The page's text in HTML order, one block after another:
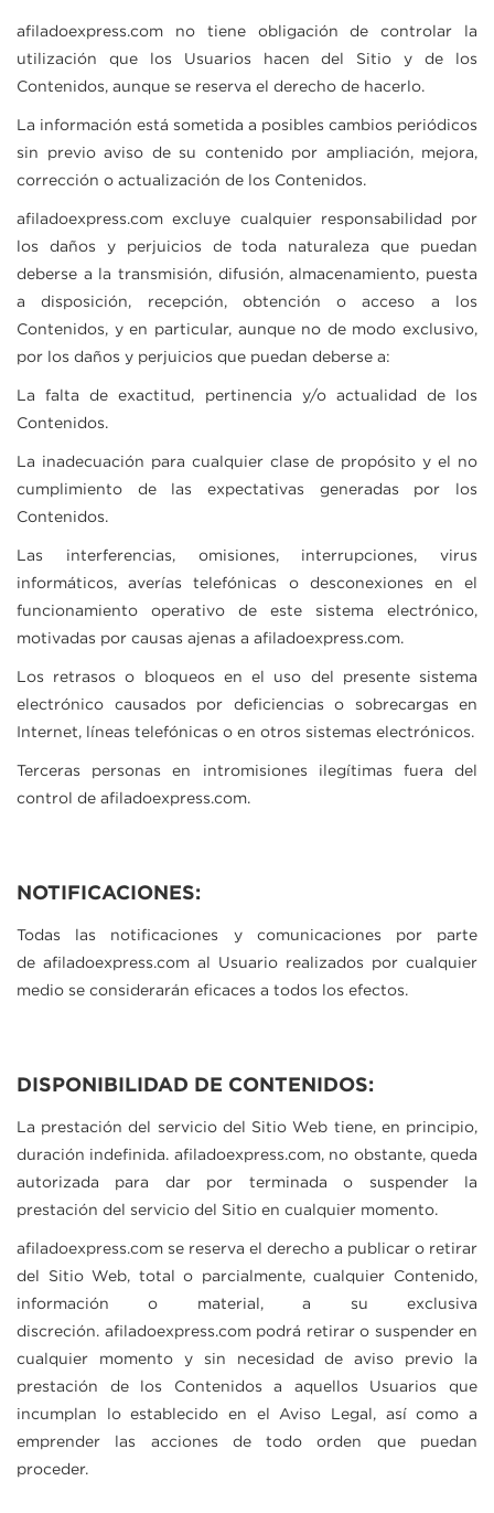
afiladoexpress.com no tiene obligación de controlar la
utilización que los Usuarios hacen del Sitio y de los
Contenidos, aunque se reserva el derecho de hacerlo.
La información está sometida a posibles cambios periódicos
sin previo aviso de su contenido por ampliación, mejora,
corrección o actualización de los Contenidos.
afiladoexpress.com excluye cualquier responsabilidad por
los daños y perjuicios de toda naturaleza que puedan
deberse a la transmisión, difusión, almacenamiento, puesta
a disposición, recepción, obtención o acceso a los
Contenidos, y en particular, aunque no de modo exclusivo,
por los daños y perjuicios que puedan deberse a:
La falta de exactitud, pertinencia y/o actualidad de los
Contenidos.
La inadecuación para cualquier clase de propósito y el no
cumplimiento de las expectativas generadas por los
Contenidos.
Las interferencias, omisiones, interrupciones, virus
informáticos, averías telefónicas o desconexiones en el
funcionamiento operativo de este sistema electrónico,
motivadas por causas ajenas a afiladoexpress.com.
Los retrasos o bloqueos en el uso del presente sistema
electrónico causados por deficiencias o sobrecargas en
Internet, líneas telefónicas o en otros sistemas electrónicos.
Terceras personas en intromisiones ilegítimas fuera del
control de afiladoexpress.com.
NOTIFICACIONES:
Todas las notificaciones y comunicaciones por parte
de afiladoexpress.com al Usuario realizados por cualquier
medio se considerarán eficaces a todos los efectos.
DISPONIBILIDAD DE CONTENIDOS:
La prestación del servicio del Sitio Web tiene, en principio,
duración indefinida. afiladoexpress.com, no obstante, queda
autorizada para dar por terminada o suspender la
prestación del servicio del Sitio en cualquier momento.
afiladoexpress.com se reserva el derecho a publicar o retirar
del Sitio Web, total o parcialmente, cualquier Contenido,
información o material, a su exclusiva
discreción. afiladoexpress.compodrá retirar o suspender en
cualquier momento y sin necesidad de aviso previo la
prestación de los Contenidos a aquellos Usuarios que
incumplan lo establecido en el Aviso Legal, así como a
emprender las acciones de todo orden que puedan
proceder.